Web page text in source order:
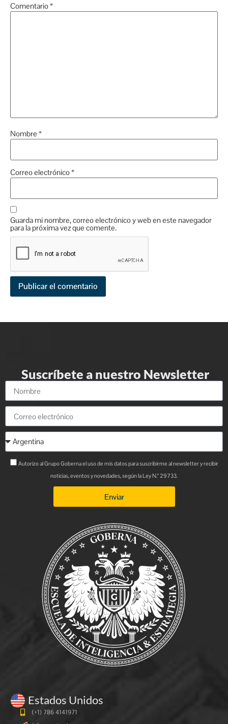
Comentario*
Nombre *
Correo electrónico*
Guarda mi nombre, correo electrónico y web en este navegador
para la próxima vez que comente.
Suscríbete a nuestro Newsletter
Autorizo al Grupo Goberna el uso de mis datos para suscribirme al newsletter y recibir
noticias, eventos y novedades, según la Ley N.° 29733.
Enviar
Estados Unidos
(+1) 786 4141971